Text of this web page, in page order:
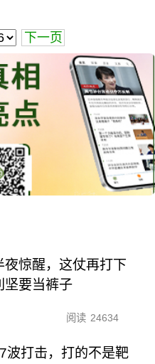
下一页
夜惊醒，这仗再打下
坚要当裤子
阅读 24634
波打击，打的不是靶